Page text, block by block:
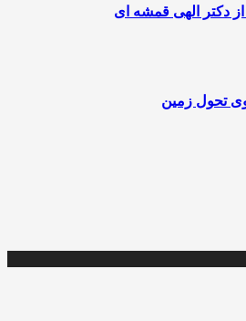
دکتر الهی قمشه ای
تحول زمین